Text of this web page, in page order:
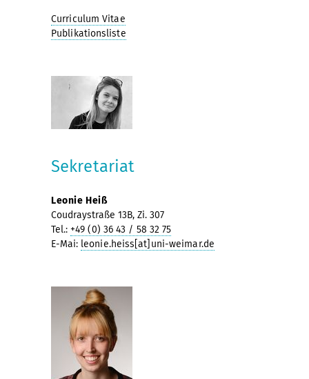
Curriculum Vitae
Publikationsliste
Sekretariat
Leonie Heiß
Coudraystraße 13B, Zi. 307
Tel.: +49 (0) 36 43 / 58 32 75
E-Mai: leonie.heiss[at]uni-weimar.de